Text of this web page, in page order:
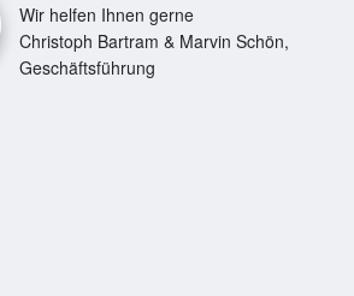
Wir helfen Ihnen gerne
Christoph Bartram & Marvin Schön,
Geschäftsführung